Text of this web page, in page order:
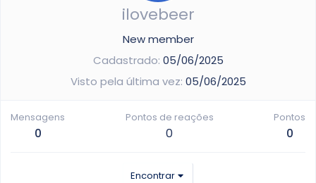
ilovebeer
New member
Cadastrado 05/06/2025
Visto pela última vez 05/06/2025
Mensagens
0
Pontos de reações
0
Pontos
0
Encontrar